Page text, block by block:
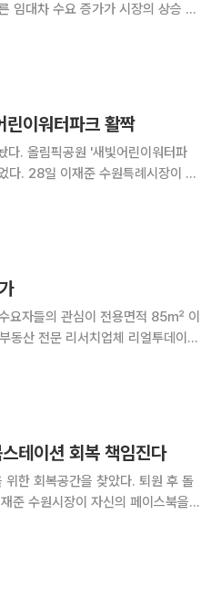
임대차 수요 증가가 시장의 상승 압
이워터파크 활짝
다. 올림픽공원 '새빛어린이워터파
이 자
테이션 회복 책임진다
한 회복공간을 찾았다. 퇴원 후 돌